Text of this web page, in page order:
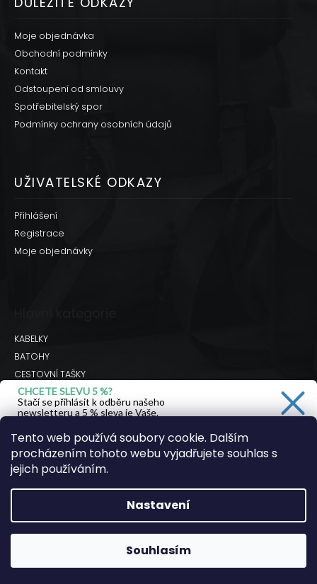
Tento web používá soubory cookie. Dalším
procházením tohoto webu vyjadřujete souhlas s
jejich používáním.
Nastavení
Souhlasím
Moje objednávka
Obchodní podmínky
Kontakt
Odstoupení od smlouvy
Spotřebitelský spor
Podmínky ochrany osobních údajů
UŽIVATELSKÉ ODKAZY
Přihlášení
Registrace
Moje objednávky
KABELKY
BATOHY
CESTOVNÍ TAŠKY
BRAŠNY
DOPLŇKY
Facebook
Copyright 2026JSEM KOZA. Všechna práva
vyhrazena.
CHCETE SLEVU 5 %?
Stačí se přihlásit k odběru našeho
newsletteru a 5 % sleva je Vaše.
Ano, chci se přihlásit
Zásady zpracování osobních údajů